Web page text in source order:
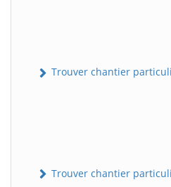
Trouver chantier
Trouver chantier